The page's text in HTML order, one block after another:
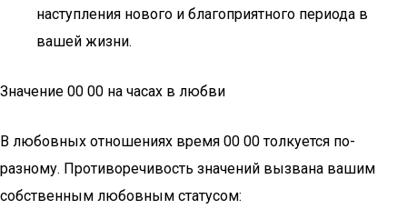
наступления нового и благоприятного периода в
вашей жизни.
Значение 00 00 на часах в любви
В любовных отношениях время 00 00 толкуется по-
разному. Противоречивость значений вызвана вашим
собственным любовным статусом: